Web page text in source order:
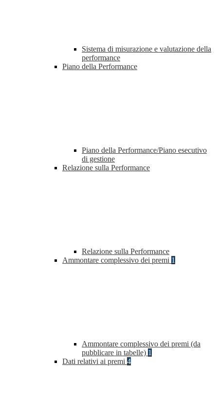
Sistema di misurazione e valutazione della
performance
Piano della Performance
Piano della Performance/Piano esecutivo
di gestione
Relazione sulla Performance
Relazione sulla Performance
Ammontare complessivo dei premi 1
Ammontare complessivo dei premi (da
pubblicare in tabelle) 1
Dati relativi ai premi 4